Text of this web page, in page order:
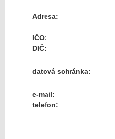
Adresa:
IČO:
DIČ:
datová schránka:
e-mail:
telefon: